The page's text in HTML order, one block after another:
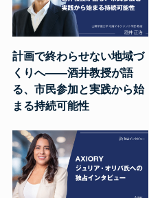
計画で終わらせない地域づ
くりへ――酒井教授が語
る、市民参加と実践から始
まる持続可能性